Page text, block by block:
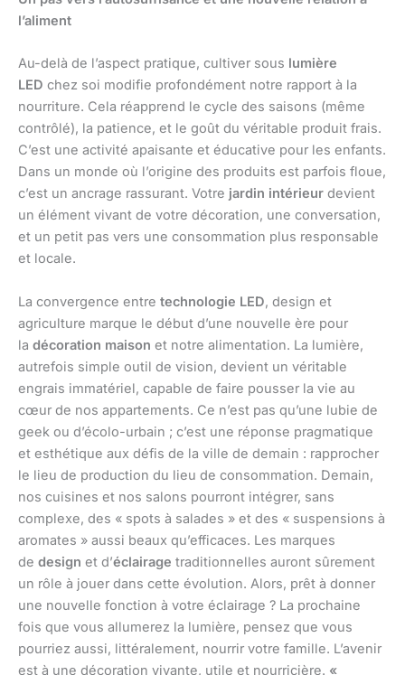
l’aliment
Au-delà de l’aspect pratique, cultiver sous lumière
LED chez soi modifie profondément notre rapport à la
nourriture. Cela réapprend le cycle des saisons (même
contrôlé), la patience, et le goût du véritable produit frais.
C’est une activité apaisante et éducative pour les enfants.
Dans un monde où l’origine des produits est parfois floue,
c’est un ancrage rassurant. Votre jardin intérieur devient
un élément vivant de votre décoration, une conversation,
et un petit pas vers une consommation plus responsable
et locale.
La convergence entre technologie LED, design et
agriculture marque le début d’une nouvelle ère pour
la décoration maison et notre alimentation. La lumière,
autrefois simple outil de vision, devient un véritable
engrais immatériel, capable de faire pousser la vie au
cœur de nos appartements. Ce n’est pas qu’une lubie de
geek ou d’écolo-urbain ; c’est une réponse pragmatique
et esthétique aux défis de la ville de demain : rapprocher
le lieu de production du lieu de consommation. Demain,
nos cuisines et nos salons pourront intégrer, sans
complexe, des « spots à salades » et des « suspensions à
aromates » aussi beaux qu’efficaces. Les marques
de design et d’éclairage traditionnelles auront sûrement
un rôle à jouer dans cette évolution. Alors, prêt à donner
une nouvelle fonction à votre éclairage ? La prochaine
fois que vous allumerez la lumière, pensez que vous
pourriez aussi, littéralement, nourrir votre famille. L’avenir
est à une décoration vivante, utile et nourricière. «